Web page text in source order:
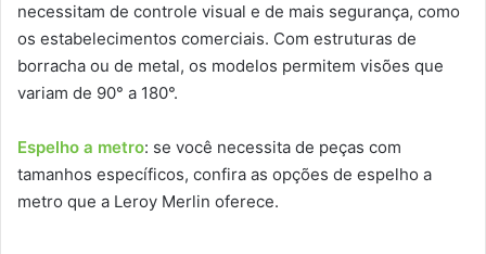
necessitam de controle visual e de mais segurança, como
os estabelecimentos comerciais. Com estruturas de
borracha ou de metal, os modelos permitem visões que
variam de 90° a 180°.
Espelho a metro: se você necessita de peças com
tamanhos específicos, confira as opções de espelho a
metro que a Leroy Merlin oferece.